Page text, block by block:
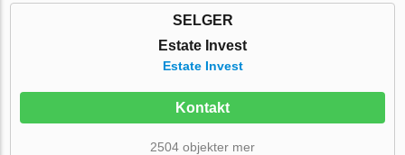
SELGER
Estate Invest
Estate Invest
Kontakt
2504 objekter mer